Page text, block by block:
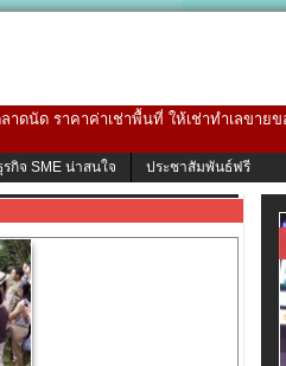
ดนัด ราคาค่าเช่าพื้นที่ ให้เช่าทำเลขา
รกิจ SME น่าสนใจ ประชาสัมพันธ์ฟรี